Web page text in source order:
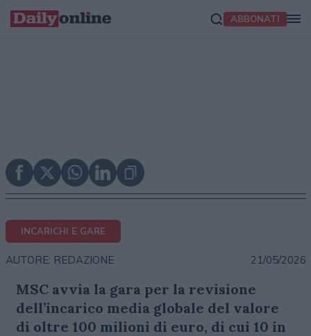
ABBONATI
INCARICHI E GARE
AUTORE: REDAZIONE 21/05/2026
MSC avvia la gara per la revisione
dell’incarico media globale del valore
di oltre 100 milioni di euro, di cui 10 in